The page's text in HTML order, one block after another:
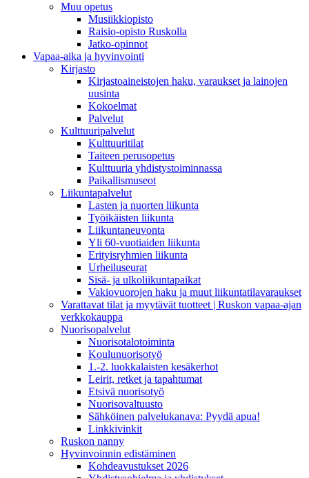
Muu opetus
Musiikkiopisto
Raisio-opisto Ruskolla
Jatko-opinnot
Vapaa-aika ja hyvinvointi
Kirjasto
Kirjastoaineistojen haku, varaukset ja lainojen
uusinta
Kokoelmat
Palvelut
Kulttuuripalvelut
Kulttuuritilat
Taiteen perusopetus
Kulttuuria yhdistystoiminnassa
Paikallismuseot
Liikuntapalvelut
Lasten ja nuorten liikunta
Työikäisten liikunta
Liikuntaneuvonta
Yli 60-vuotiaiden liikunta
Erityisryhmien liikunta
Urheiluseurat
Sisä- ja ulkoliikuntapaikat
Vakiovuorojen haku ja muut liikuntatilavaraukset
Varattavat tilat ja myytävät tuotteet | Ruskon vapaa-ajan
verkkokauppa
Nuorisopalvelut
Nuorisotalotoiminta
Koulunuorisotyö
1.-2. luokkalaisten kesäkerhot
Leirit, retket ja tapahtumat
Etsivä nuorisotyö
Nuorisovaltuusto
Sähköinen palvelukanava: Pyydä apua!
Linkkivinkit
Ruskon nanny
Hyvinvoinnin edistäminen
Kohdeavustukset 2026